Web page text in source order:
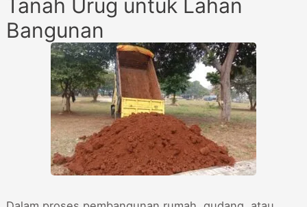
Tanah Urug untuk Lahan
Bangunan